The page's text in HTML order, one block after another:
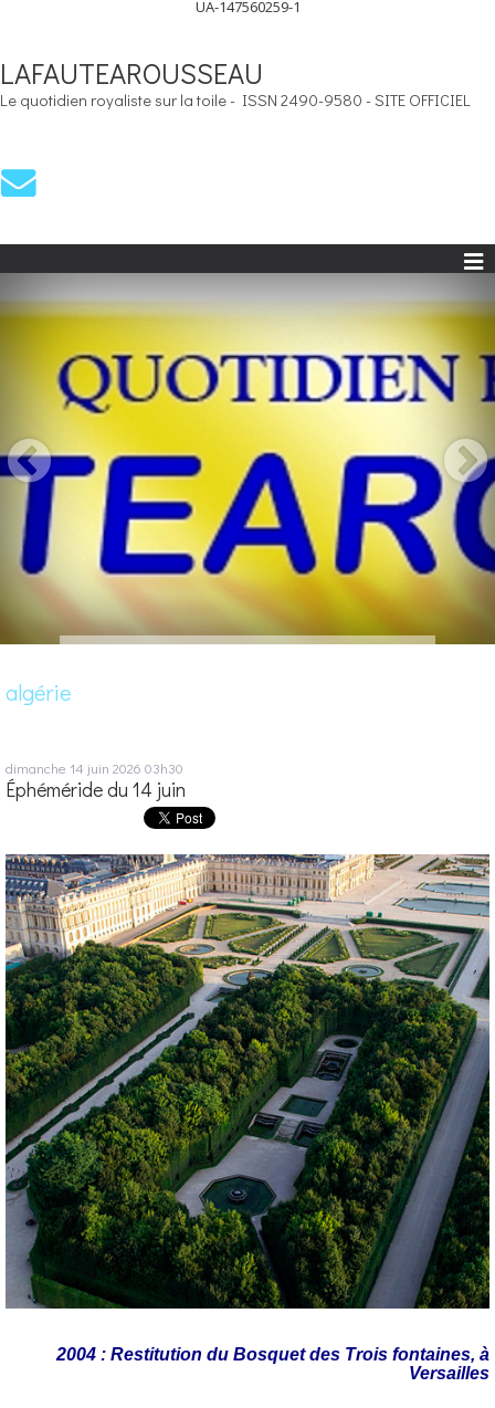
UA-147560259-1
LAFAUTEAROUSSEAU
Le quotidien royaliste sur la toile - ISSN 2490-9580 - SITE OFFICIEL
algérie
dimanche 14 juin 2026 03h30
Éphéméride du 14 juin
2004 : Restitution du Bosquet des Trois fontaines, à
Versailles